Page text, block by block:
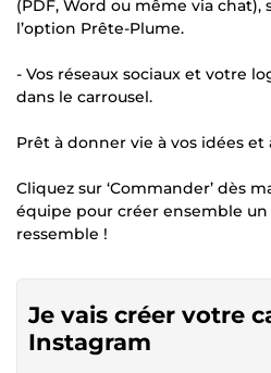
(PDF, Word ou même via chat),
l’option Prête-Plume.
- Vos réseaux sociaux et votre
dans le carrousel.
Prêt à donner vie à vos idées
Cliquez sur ‘Commander’ dès
équipe pour créer ensemble un
ressemble !
Je vais créer votre
Instagram